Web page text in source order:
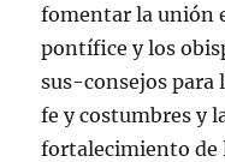
fomentar la unión
pontí­fice y los
sus-consejos para
fe y costumbres y
fortalecimiento de